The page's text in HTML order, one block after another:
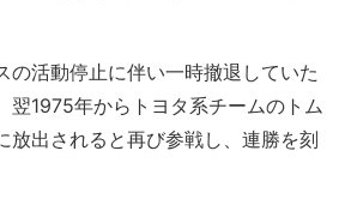
の活動停止に伴い一時撤退していた
翌1975年からトヨタ系チームのトム
放出されると再び参戦し、連勝を刻